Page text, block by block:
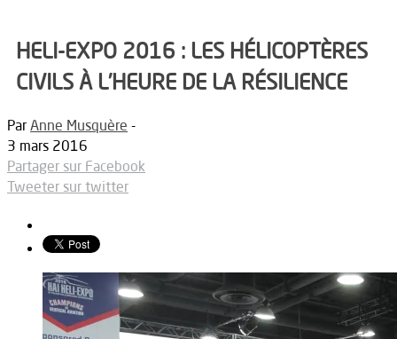
HELI-EXPO 2016 : LES HÉLICOPTÈRES
CIVILS À L’HEURE DE LA RÉSILIENCE
Par Anne Musquère -
3 mars 2016
Partager sur Facebook
Tweeter sur twitter